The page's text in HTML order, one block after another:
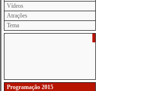
Vídeos
Atrações
Tema
Programação 2015